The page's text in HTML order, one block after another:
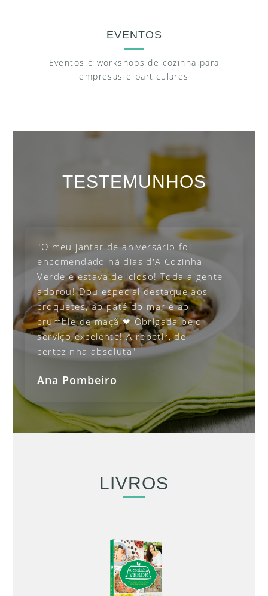
EVENTOS
Eventos e workshops de cozinha para
empresas e particulares
TESTEMUNHOS
"O meu jantar de aniversário foi
encomendado há dias d'A Cozinha
Verde e estava delicioso! Toda a gente
adorou! Dou especial destaque aos
croquetes, ao paté do mar e ao
crumble de maçã ❤ Obrigada pelo
serviço excelente! A repetir, de
certezinha absoluta"
Ana Pombeiro
LIVROS